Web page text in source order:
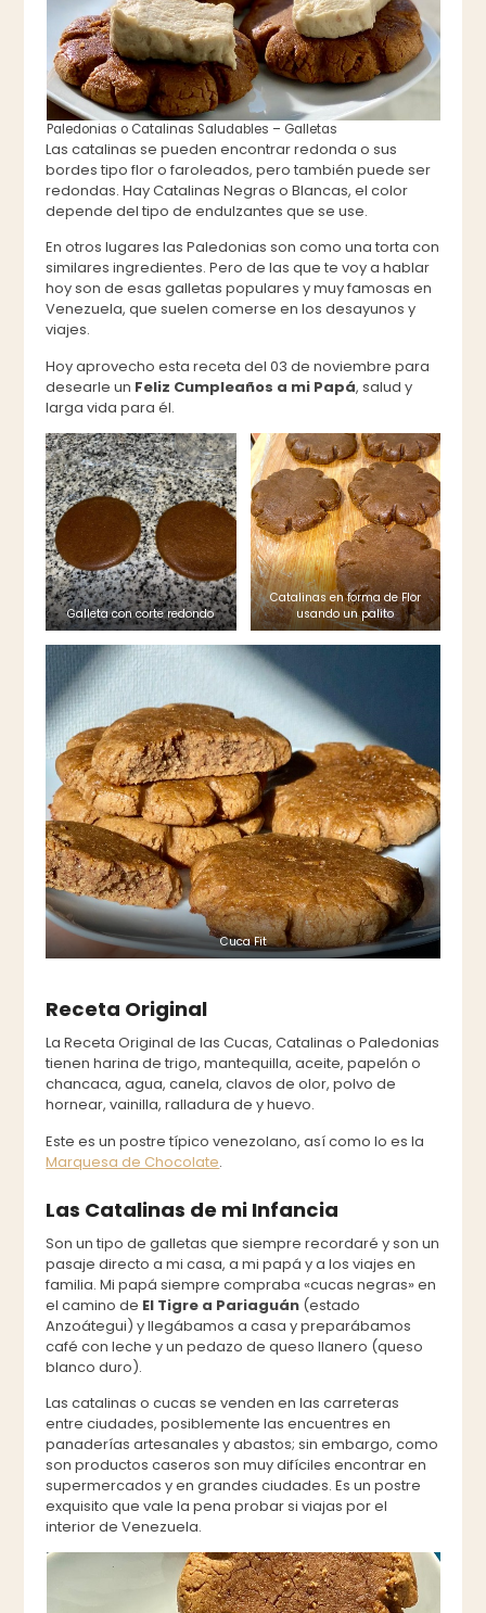
Paledonias o Catalinas Saludables – Galletas
Las catalinas se pueden encontrar redonda o sus
bordes tipo flor o faroleados, pero también puede ser
redondas. Hay Catalinas Negras o Blancas, el color
depende del tipo de endulzantes que se use.
En otros lugares las Paledonias son como una torta con
similares ingredientes. Pero de las que te voy a hablar
hoy son de esas galletas populares y muy famosas en
Venezuela, que suelen comerse en los desayunos y
viajes.
Hoy aprovecho esta receta del 03 de noviembre para
desearle un Feliz Cumpleaños a mi Papá, salud y
larga vida para él.
Galleta con corte redondo
Catalinas en forma de Flor
usando un palito
Cuca Fit
Receta Original
La Receta Original de las Cucas, Catalinas o Paledonias
tienen harina de trigo, mantequilla, aceite, papelón o
chancaca, agua, canela, clavos de olor, polvo de
hornear, vainilla, ralladura de y huevo.
Este es un postre típico venezolano, así como lo es la
Marquesa de Chocolate.
Las Catalinas de mi Infancia
Son un tipo de galletas que siempre recordaré y son un
pasaje directo a mi casa, a mi papá y a los viajes en
familia. Mi papá siempre compraba «cucas negras» en
el camino de El Tigre a Pariaguán (estado
Anzoátegui) y llegábamos a casa y preparábamos
café con leche y un pedazo de queso llanero (queso
blanco duro).
Las catalinas o cucas se venden en las carreteras
entre ciudades, posiblemente las encuentres en
panaderías artesanales y abastos; sin embargo, como
son productos caseros son muy difíciles encontrar en
supermercados y en grandes ciudades. Es un postre
exquisito que vale la pena probar si viajas por el
interior de Venezuela.